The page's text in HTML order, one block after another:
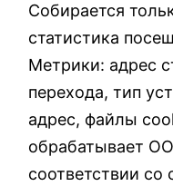
Собирается
статистика
Метрики: адрес
перехода, тип
адрес, файлы
обрабатывает
соответствии со